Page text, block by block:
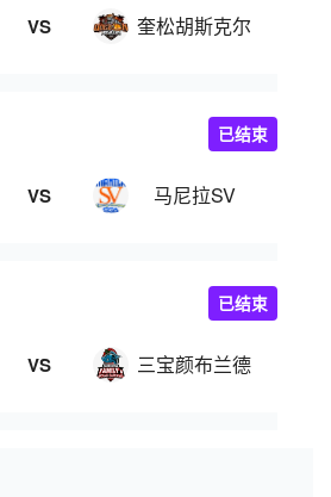
VS 奎松胡斯克尔
VS 马尼拉SV
已结束
VS 三宝颜布兰德
已结束